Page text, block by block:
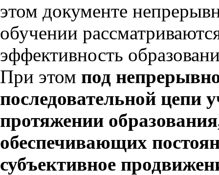
этом документе
обучении
эффективность
При этом под
последовательной цепи
протяжении
обеспечивающих
субъективное